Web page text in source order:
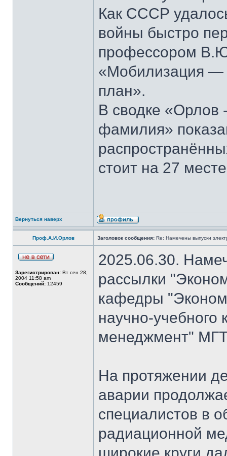
Как СССР
войны быстро
профессором
«Мобилизация —
план».
В сводке «Орлов
фамилия»
стоит на 27
Вернуться наверх
Проф.А.И.Орлов Заголовок сообщения: Re: Намечены выпуски
Зарегистрирован: Вт сен 28,
2004 11:58 am
Сообщений: 12459
2025.06.30.
рассылки
кафедры
научно-
менеджмент"
На протяжении
аварии
специалистов в
радиационной